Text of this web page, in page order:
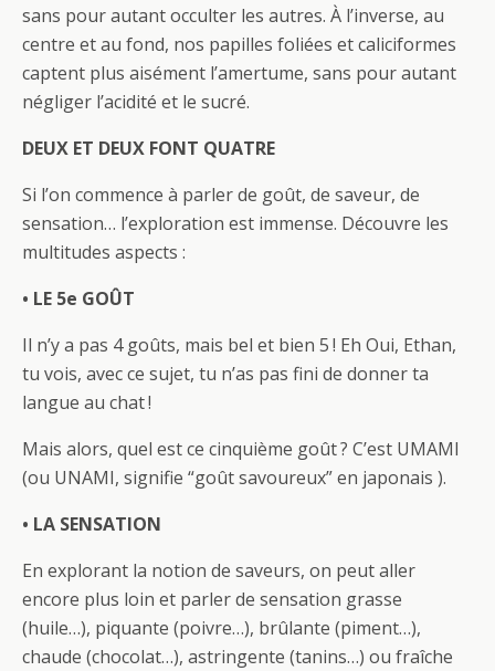
sans pour autant occulter les autres. À l’inverse, au
centre et au fond, nos papilles foliées et caliciformes
captent plus aisément l’amertume, sans pour autant
négliger l’acidité et le sucré.
DEUX ET DEUX FONT QUATRE
Si l’on commence à parler de goût, de saveur, de
sensation… l’exploration est immense. Découvre les
multitudes aspects :
• LE 5e GOÛT
Il n’y a pas 4 goûts, mais bel et bien 5 ! Eh Oui, Ethan,
tu vois, avec ce sujet, tu n’as pas fini de donner ta
langue au chat !
Mais alors, quel est ce cinquième goût ? C’est UMAMI
(ou UNAMI, signifie “goût savoureux” en japonais ).
• LA SENSATION
En explorant la notion de saveurs, on peut aller
encore plus loin et parler de sensation grasse
(huile…), piquante (poivre…), brûlante (piment…),
chaude (chocolat…), astringente (tanins…) ou fraîche